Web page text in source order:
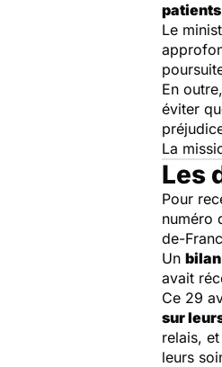
patients
Le
En outre,
éviter
La
Les
Pour
numéro
de-
Un
avait
Ce 29
sur
relais,
leurs